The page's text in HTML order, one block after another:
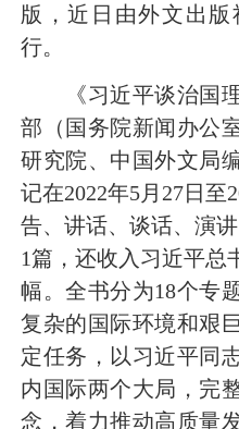
版，近日由外文出
行。
《习近平谈治国理
部（国务院新闻办公
研究院、中国外文局
记在2022年5月27日至
告、讲话、谈话、演
1篇，还收入习近平总
幅。全书分为18个专
复杂的国际环境和艰
定任务，以习近平同
内国际两个大局，完
念，着力推动高质量